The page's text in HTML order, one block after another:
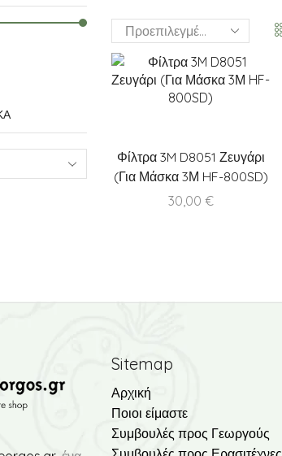
Φίλτρα 3M D8051 Ζευγάρι
(Για Μάσκα 3Μ HF-800SD)
30,00 €
Sitemap
Αρχική
Ποιοι είμαστε
Συμβουλές προς Γεωργούς